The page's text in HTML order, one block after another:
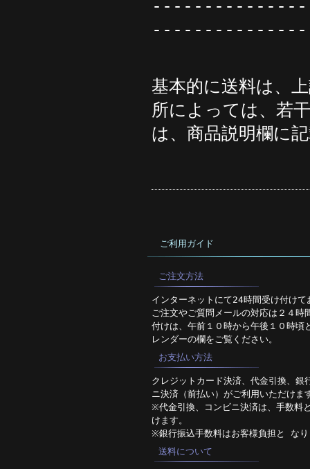
基本的に送料は、
所によっては、若
は、商品説明欄に
ご利用ガイド
ご注文方法
インターネットにて24時間受け付けて
ご注文やご質問メールの対応は２４時
付けは、午前１０時から午後１０時頃
レンダーの欄をご覧ください。
お支払い方法
クレジットカード決済、代金引換、銀
ニ決済（前払い）がご利用いただけま
※代金引換、コンビニ決済は、手数料
けます。
※銀行振込手数料はお客様負担と なり
送料について